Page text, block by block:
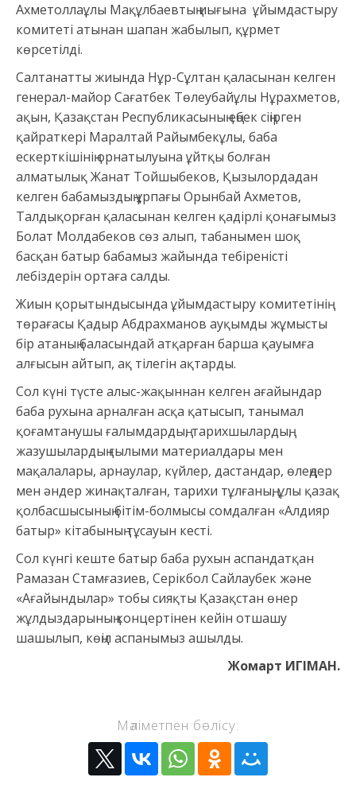
Ахметоллаұлы Мақұлбаевтың иығына ұйымдастыру
комитеті атынан шапан жабылып, құрмет
көрсетілді.
Салтанатты жиында Нұр-Сұлтан қаласынан келген
генерал-майор Сағатбек Төлеубайұлы Нұрахметов,
ақын, Қазақстан Республикасының еңбек сіңірген
қайраткері Маралтай Райымбекұлы, баба
ескерткішінің орнатылуына ұйтқы болған
алматылық Жанат Тойшыбеков, Қызылордадан
келген бабамыздың ұрпағы Орынбай Ахметов,
Талдықорған қаласынан келген қадірлі қонағымыз
Болат Молдабеков сөз алып, табанымен шоқ
басқан батыр бабамыз жайында тебіреністі
лебіздерін ортаға салды.
Жиын қорытындысында ұйымдастыру комитетінің
төрағасы Қадыр Абдрахманов ауқымды жұмысты
бір атаның баласындай атқарған барша қауымға
алғысын айтып, ақ тілегін ақтарды.
Сол күні түсте алыс-жақыннан келген ағайындар
баба рухына арналған асқа қатысып, танымал
қоғамтанушы ғалымдардың, тарихшылардың,
жазушылардың ғылыми материалдары мен
мақалалары, арнаулар, күйлер, дастандар, өлеңдер
мен әндер жинақталған, тарихи тұлғаның, ұлы қазақ
қолбасшысының бітім-болмысы сомдалған «Алдияр
батыр» кітабының тұсауын кесті.
Сол күнгі кеште батыр баба рухын аспандатқан
Рамазан Стамғазиев, Серікбол Сайлаубек және
«Ағайындылар» тобы сияқты Қазақстан өнер
жұлдыздарының концертінен кейін отшашу
шашылып, көңіл аспанымыз ашылды.
Жомарт ИГІМАН.
Мәліметпен бөлісу: